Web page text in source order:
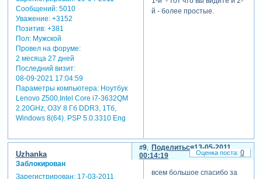
Сообщений:5010
Уважение: +3152
Позитив: +381
Пол:Мужской
Провел на форуме:
2 месяца 27 дней
Последний визит:
08-09-2021 17:04:59
Параметры компьютера:Ноутбук
Lenovo Z500,Intel Core i7-3632QM
2.20GHz, ОЗУ 8 Гб DDR3, 1Тб,
Windows 8(64). PSP 5.0.3310 Eng
й - более простые.
Поделиться
9
13-05-2011
00:14:19
Uzhanka
Заблокирован
Зарегистрирован: 17-03-2011
всем большое спасибо за
0